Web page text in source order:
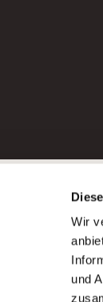
Wir
und
GmbH
des AWO
Unterfranken e.V.)